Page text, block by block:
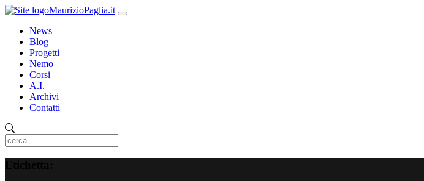
MaurizioPaglia.it
News
Blog
Progetti
Nemo
Corsi
A.I.
Archivi
Contatti